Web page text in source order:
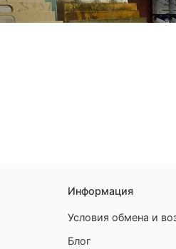
Информация
Условия обмена и
Блог